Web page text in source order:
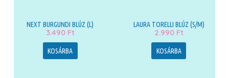
NEXT BURGUNDI BLÚZ (L)
3.490 Ft
KOSÁRBA
LAURA TORELLI BLÚZ (S/M)
2.990 Ft
KOSÁRBA